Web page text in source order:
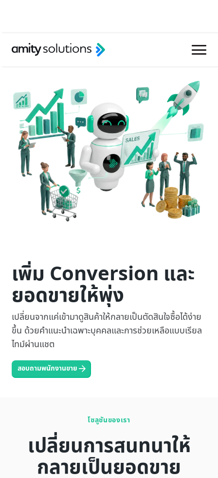
เพิ่ม Conversion และ
ยอดขายให้พุ่ง
เปลี่ยนจากแค่เข้ามาดูสินค้าให้กลายเป็นตัดสินใจซื้อได้ง่าย
ขึ้น ด้วยคำแนะนำเฉพาะบุคคลและการช่วยเหลือแบบเรียล
ไทม์ผ่านแชต
สอบถามพนักงานขาย
โซลูชันของเรา
เปลี่ยนการสนทนาให้
กลายเป็นยอดขาย